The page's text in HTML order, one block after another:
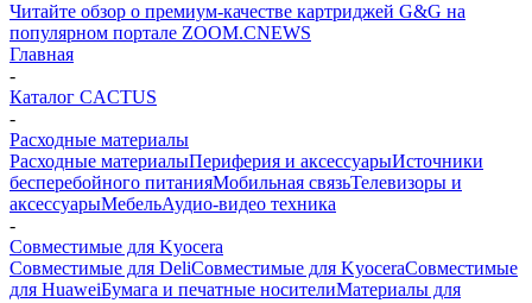
Читайте обзор о премиум-качестве картриджей G&G на
популярном портале ZOOM.CNEWS
Главная
-
Каталог CACTUS
-
Расходные материалы
Расходные материалыПериферия и аксессуарыИсточники
бесперебойного питанияМобильная связьТелевизоры и
аксессуарыМебельАудио-видео техника
-
Совместимые для Kyocera
Совместимые для DeliСовместимые для KyoceraСовместимые
для HuaweiБумага и печатные носителиМатериалы для